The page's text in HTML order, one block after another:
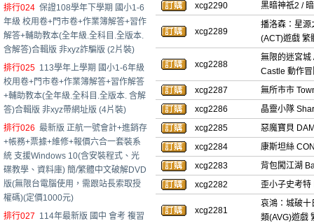
排行024 保證108學年下學期 國小1-6
年級 校用卷+門市卷+作業簿解答+習作
解答+輔助教本(全年級.全科目.全版本.
含解答)合輯版 非xyz詐騙版 (2片裝)
排行025 113學年上學期 國小1-6年級
校用卷+門市卷+作業簿解答+習作解答
+輔助教本(全年級.全科目.全版本. 含解
答)合輯版 非xyz帶網址版 (4片裝)
排行026 最新版 正航一號會計+進銷存
+帳務+票據+維修+報價六合一套裝系
統 支援Windows 10(含安裝程式、光
碟教學、資料庫) 簡/繁體中文破解DVD
版(無限台電腦使用，需跟站長索取授
權碼)(定價1000元)
排行027 114年最新版 國中 會考 複習
xcg2290
黑暗神祇2 /
xcg2289
播洛森：星源
(ACT)遊戲 繁
xcg2288
無限的迷宮城
Castle 動作
xcg2287
無所市市
xcg2286
晶靈小隊
xcg2285
惡魔寶貝
xcg2284
康斯坦絲
xcg2283
背包闖江湖
xcg2282
歪小子史考
xcg2281
哀鴻：城破十
類(AVG)遊戲